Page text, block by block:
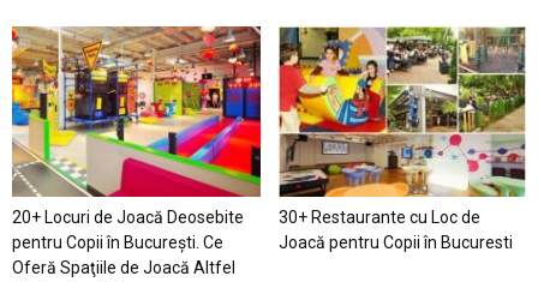
20+ Locuri de Joacă Deosebite
pentru Copii în Bucureşti. Ce
Oferă Spaţiile de Joacă Altfel
30+ Restaurante cu Loc de
Joacă pentru Copii în Bucuresti